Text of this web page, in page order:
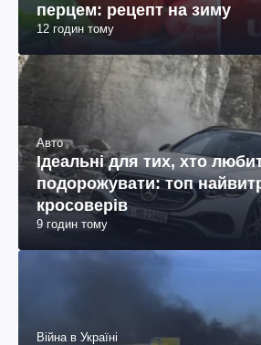
перцем: рецепт на зиму
12 годин тому
Авто
Ідеальні для тих, хто
подорожувати: топ
кросоверів
9 годин тому
Війна в Україні